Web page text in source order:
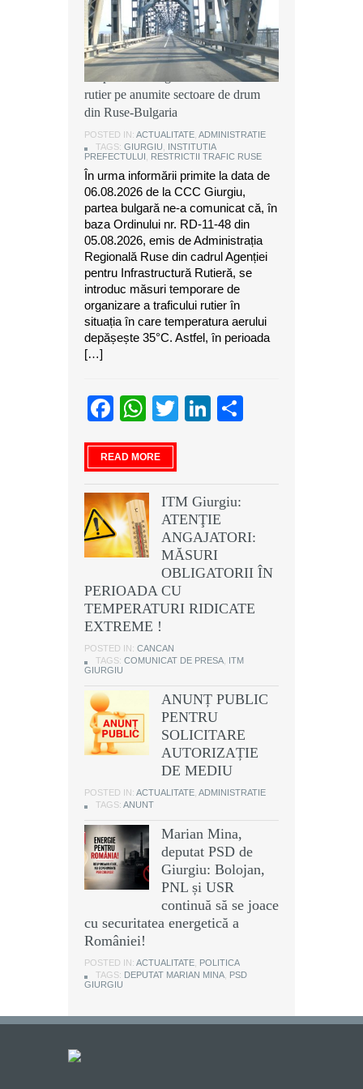
Instituția Prefectului: Măsuri
temporare de organizare a traficului
rutier pe anumite sectoare de drum
din Ruse-Bulgaria
POSTED IN: ACTUALITATE ADMINISTRATIE
TAGS: GIURGIU
INSTITUTIA
PREFECTULUI
RESTRICTII TRAFIC RUSE
În urma informării primite la data de
06.08.2026 de la CCC Giurgiu,
partea bulgară ne-a comunicat că, în
baza Ordinului nr. RD-11-48 din
05.08.2026, emis de Administrația
Regională Ruse din cadrul Agenției
pentru Infrastructură Rutieră, se
introduc măsuri temporare de
organizare a traficului rutier în
situația în care temperatura aerului
depășește 35°C. Astfel, în perioada
[…]
Facebook
WhatsApp
TwitterLinkedIn
READ MORE
ITM Giurgiu:
ATENŢIE
ANGAJATORI:
MĂSURI
OBLIGATORII ÎN
PERIOADA CU
TEMPERATURI RIDICATE
EXTREME !
POSTED IN: CANCAN
TAGS: COMUNICAT DE PRESA
ITM
GIURGIU
ANUNȚ PUBLIC
PENTRU
SOLICITARE
AUTORIZAȚIE
DE MEDIU
POSTED IN: ACTUALITATE ADMINISTRATIE
TAGS: ANUNT
Marian Mina,
deputat PSD de
Giurgiu: Bolojan,
PNL și USR
continuă să se joace
cu securitatea energetică a
României!
POSTED IN: ACTUALITATE
POLITICA
TAGS: DEPUTAT MARIAN MINA
PSD
GIURGIU